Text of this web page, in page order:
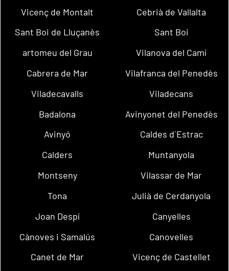
Vicenç de Montalt
Cebrià de Vallalta
Sant Boi de Lluçanès
Sant Boi
artomeu del Grau
Vilanova del Camí
Cabrera de Mar
Vilafranca del Penedès
Viladecavalls
Viladecans
Badalona
Avinyonet del Penedès
Avinyó
Caldes d´Estrac
Calders
Muntanyola
Montseny
Vilassar de Mar
Tona
Julià de Cerdanyola
Joan Despí
Canyelles
Cànoves i Samalús
Canovelles
Canet de Mar
Vicenç de Castellet